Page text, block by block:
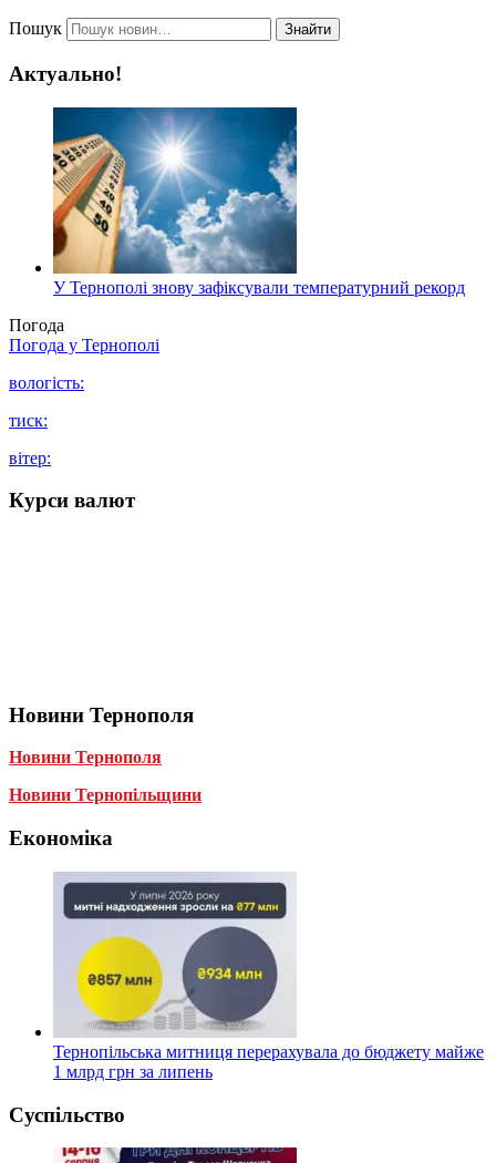
Пошук Знайти
Актуально!
У Тернополі знову зафіксували температурний рекорд
Погода
Погода у Тернополі
вологість:
тиск:
вітер:
Курси валют
Новини Тернополя
Новини Тернополя
Новини Тернопільщини
Економіка
Тернопільська митниця перерахувала до бюджету майже
1 млрд грн за липень
Суспільство